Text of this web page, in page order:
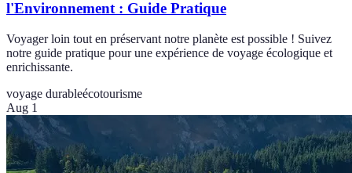
l'Environnement : Guide Pratique
Voyager loin tout en préservant notre planète est possible ! Suivez
notre guide pratique pour une expérience de voyage écologique et
enrichissante.
voyage durableécotourisme
Aug 1